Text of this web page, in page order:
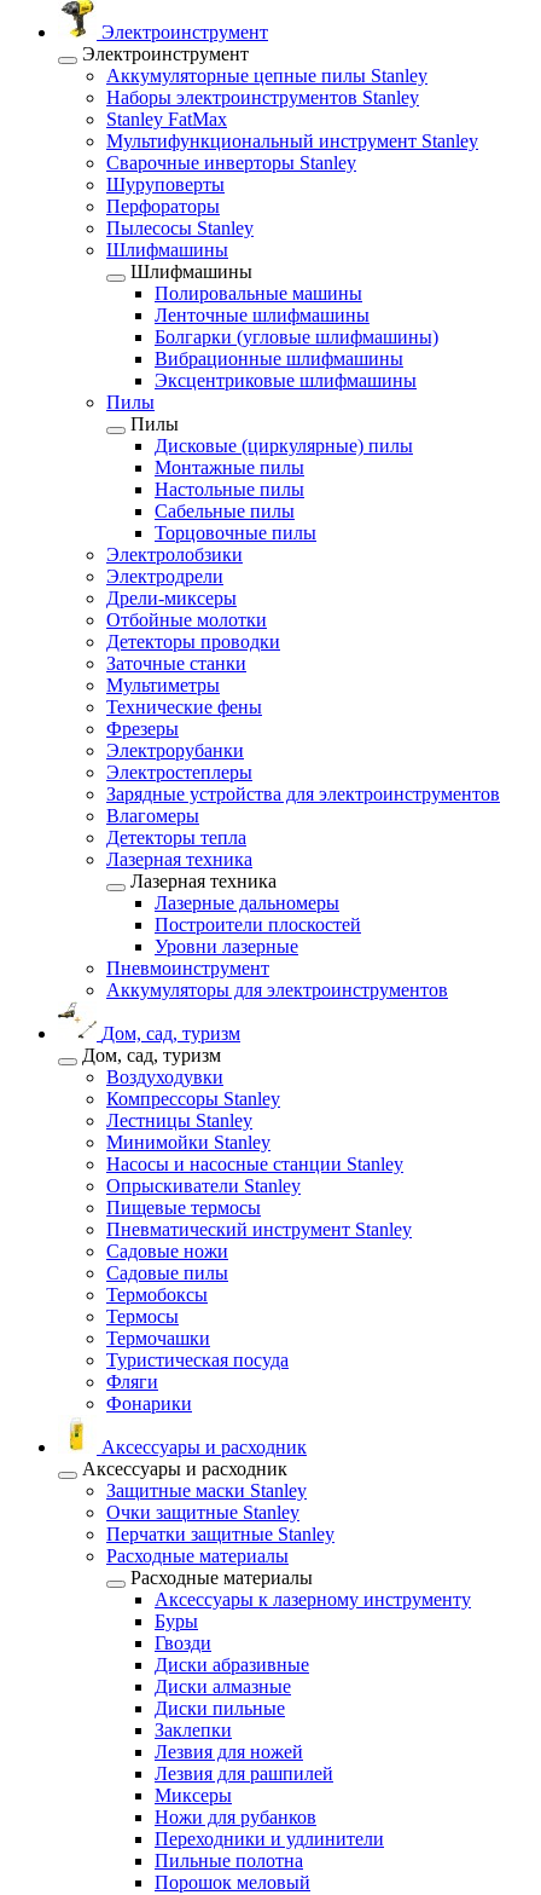
Электроинструмент
Электроинструмент
Аккумуляторные цепные пилы Stanley
Наборы электроинструментов Stanley
Stanley FatMax
Мультифункциональный инструмент Stanley
Сварочные инверторы Stanley
Шуруповерты
Перфораторы
Пылесосы Stanley
Шлифмашины
Шлифмашины
Полировальные машины
Ленточные шлифмашины
Болгарки (угловые шлифмашины)
Вибрационные шлифмашины
Эксцентриковые шлифмашины
Пилы
Пилы
Дисковые (циркулярные) пилы
Монтажные пилы
Настольные пилы
Сабельные пилы
Торцовочные пилы
Электролобзики
Электродрели
Дрели-миксеры
Отбойные молотки
Детекторы проводки
Заточные станки
Мультиметры
Технические фены
Фрезеры
Электрорубанки
Электростеплеры
Зарядные устройства для электроинструментов
Влагомеры
Детекторы тепла
Лазерная техника
Лазерная техника
Лазерные дальномеры
Построители плоскостей
Уровни лазерные
Пневмоинструмент
Аккумуляторы для электроинструментов
Дом, сад, туризм
Дом, сад, туризм
Воздуходувки
Компрессоры Stanley
Лестницы Stanley
Минимойки Stanley
Насосы и насосные станции Stanley
Опрыскиватели Stanley
Пищевые термосы
Пневматический инструмент Stanley
Садовые ножи
Садовые пилы
Термобоксы
Термосы
Термочашки
Туристическая посуда
Фляги
Фонарики
Аксессуары и расходник
Аксессуары и расходник
Защитные маски Stanley
Очки защитные Stanley
Перчатки защитные Stanley
Расходные материалы
Расходные материалы
Аксессуары к лазерному инструменту
Буры
Гвозди
Диски абразивные
Диски алмазные
Диски пильные
Заклепки
Лезвия для ножей
Лезвия для рашпилей
Миксеры
Ножи для рубанков
Переходники и удлинители
Пильные полотна
Порошок меловый